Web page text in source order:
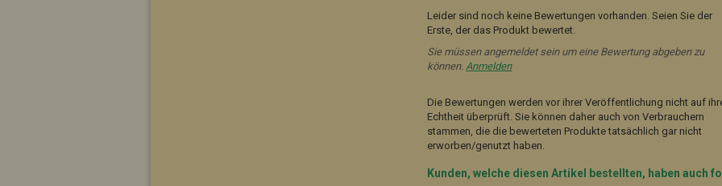
Leider sind noch keine Bewertungen vorhanden. Seien Sie der
Erste, der das Produkt bewertet.
Sie müssen angemeldet sein um eine Bewertung abgeben zu
können. Anmelden
Die Bewertungen werden vor ihrer Veröffentlichung nicht auf
Echtheit überprüft. Sie können daher auch von Verbrauchern
stammen, die die bewerteten Produkte tatsächlich gar nicht
erworben/genutzt haben.
Kunden, welche diesen Artikel bestellten, haben auch